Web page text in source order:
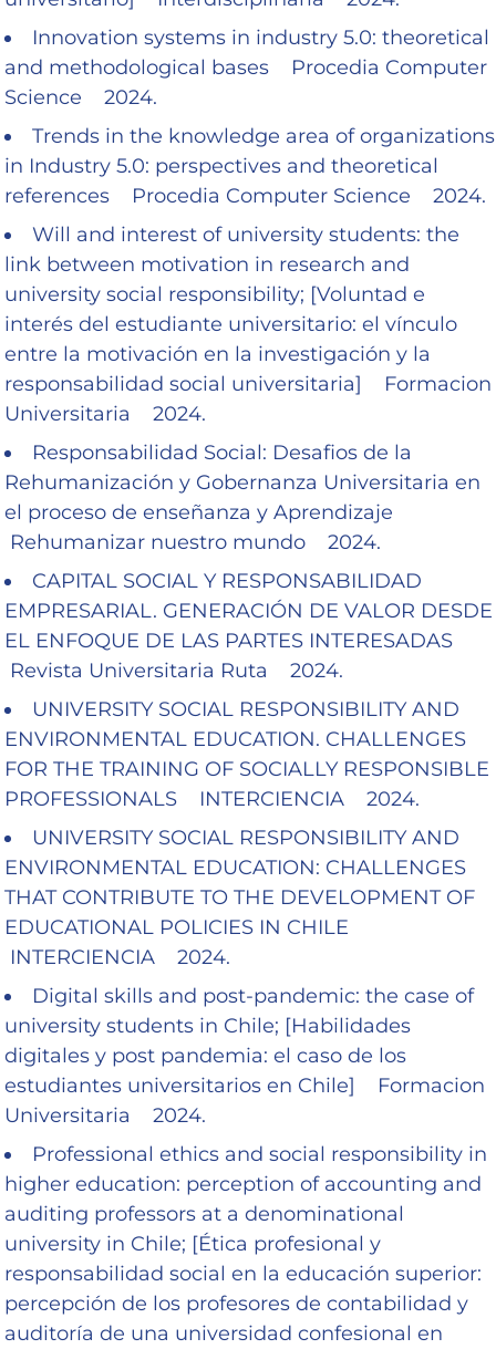
Innovation systems in industry 5.0: theoretical
and methodological bases Procedia Computer
Science 2024.
Trends in the knowledge area of organizations
in Industry 5.0: perspectives and theoretical
references Procedia Computer Science 2024.
Will and interest of university students: the
link between motivation in research and
university social responsibility; [Voluntad e
interés del estudiante universitario: el vínculo
entre la motivación en la investigación y la
responsabilidad social universitaria] Formacion
Universitaria 2024.
Responsabilidad Social: Desafios de la
Rehumanización y Gobernanza Universitaria en
el proceso de enseñanza y Aprendizaje
Rehumanizar nuestro mundo 2024.
CAPITAL SOCIAL Y RESPONSABILIDAD
EMPRESARIAL. GENERACIÓN DE VALOR DESDE
EL ENFOQUE DE LAS PARTES INTERESADAS
Revista Universitaria Ruta 2024.
UNIVERSITY SOCIAL RESPONSIBILITY AND
ENVIRONMENTAL EDUCATION. CHALLENGES
FOR THE TRAINING OF SOCIALLY RESPONSIBLE
PROFESSIONALS INTERCIENCIA 2024.
UNIVERSITY SOCIAL RESPONSIBILITY AND
ENVIRONMENTAL EDUCATION: CHALLENGES
THAT CONTRIBUTE TO THE DEVELOPMENT OF
EDUCATIONAL POLICIES IN CHILE
INTERCIENCIA 2024.
Digital skills and post-pandemic: the case of
university students in Chile; [Habilidades
digitales y post pandemia: el caso de los
estudiantes universitarios en Chile] Formacion
Universitaria 2024.
Professional ethics and social responsibility in
higher education: perception of accounting and
auditing professors at a denominational
university in Chile; [Ética profesional y
responsabilidad social en la educación superior:
percepción de los profesores de contabilidad y
auditoría de una universidad confesional en